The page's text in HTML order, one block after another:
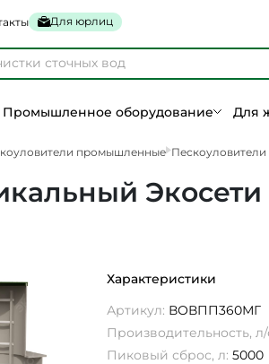
Для юрлиц
Промышленное оборудование Для
промышленные
Характеристики
Артикул: ВОВПП360МГ
Производительность, л/
Пиковый сброс, л: 5000